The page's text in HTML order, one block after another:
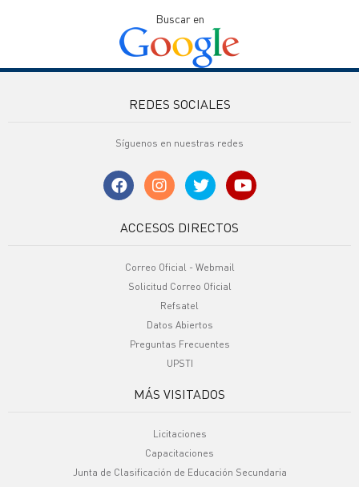
Buscar en
REDES SOCIALES
Síguenos en nuestras redes
ACCESOS DIRECTOS
Correo Oficial - Webmail
Solicitud Correo Oficial
Refsatel
Datos Abiertos
Preguntas Frecuentes
UPSTI
MÁS VISITADOS
Licitaciones
Capacitaciones
Junta de Clasificación de Educación Secundaria